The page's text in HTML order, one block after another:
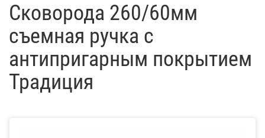
Сковорода 260/60мм
съемная ручка с
антипригарным покрытием
Традиция